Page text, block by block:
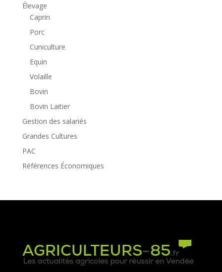
Élevage
Caprin
Porc
Cuniculture
Equin
Volaille
Bovin
Bovin Laitier
Gestion des salariés
Grandes Cultures
PAC
Références Économiques